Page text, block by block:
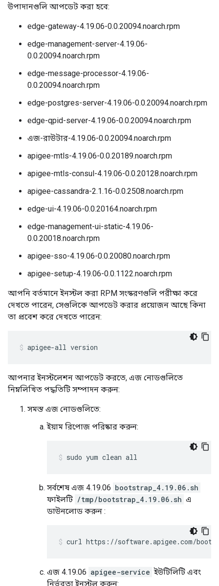
উপাদানগুলি আপডেট করা হবে:
edge-gateway-4.19.06-0.0.20094.noarch.rpm
edge-management-server-4.19.06-
0.0.20094.noarch.rpm
edge-message-processor-4.19.06-
0.0.20094.noarch.rpm
edge-postgres-server-4.19.06-0.0.20094.noarch.rpm
edge-qpid-server-4.19.06-0.0.20094.noarch.rpm
এজ-রাউটার-4.19.06-0.0.20094.noarch.rpm
apigee-mtls-4.19.06-0.0.20189.noarch.rpm
apigee-mtls-consul-4.19.06-0.0.20128.noarch.rpm
apigee-cassandra-2.1.16-0.0.2508.noarch.rpm
edge-ui-4.19.06-0.0.20164.noarch.rpm
edge-management-ui-static-4.19.06-
0.0.20018.noarch.rpm
apigee-sso-4.19.06-0.0.20080.noarch.rpm
apigee-setup-4.19.06-0.0.1122.noarch.rpm
আপনি বর্তমানে ইনস্টল করা RPM সংস্করণগুলি পরীক্ষা করে
দেখতে পারেন, সেগুলিকে আপডেট করার প্রয়োজন আছে কিনা
তা প্রবেশ করে দেখতে পারেন:
apigee-all version
আপনার ইনস্টলেশন আপডেট করতে, এজ নোডগুলিতে
নিম্নলিখিত পদ্ধতিটি সম্পাদন করুন:
সমস্ত এজ নোডগুলিতে:
ইয়াম রিপোজ পরিষ্কার করুন:
sudo yum clean all
সর্বশেষ এজ 4.19.06 bootstrap_4.19.06.sh
ফাইলটি /tmp/bootstrap_4.19.06.sh এ
ডাউনলোড করুন :
curl https://software.apigee.com/
এজ 4.19.06 apigee-service ইউটিলিটি এবং
নির্ভরতা ইনস্টল করুন: